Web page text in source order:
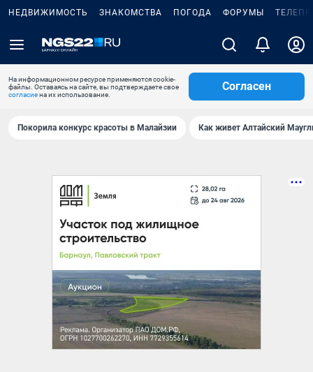
НЕДВИЖИМОСТЬ ЗНАКОМСТВА ПОГОДА ФОРУМЫ
На информационном ресурсе применяются cookie-
файлы. Оставаясь на сайте, вы подтверждаете свое
согласиена их использование.
Согласен
Покорила конкурс красоты в Малайзии Как живет Алтайский